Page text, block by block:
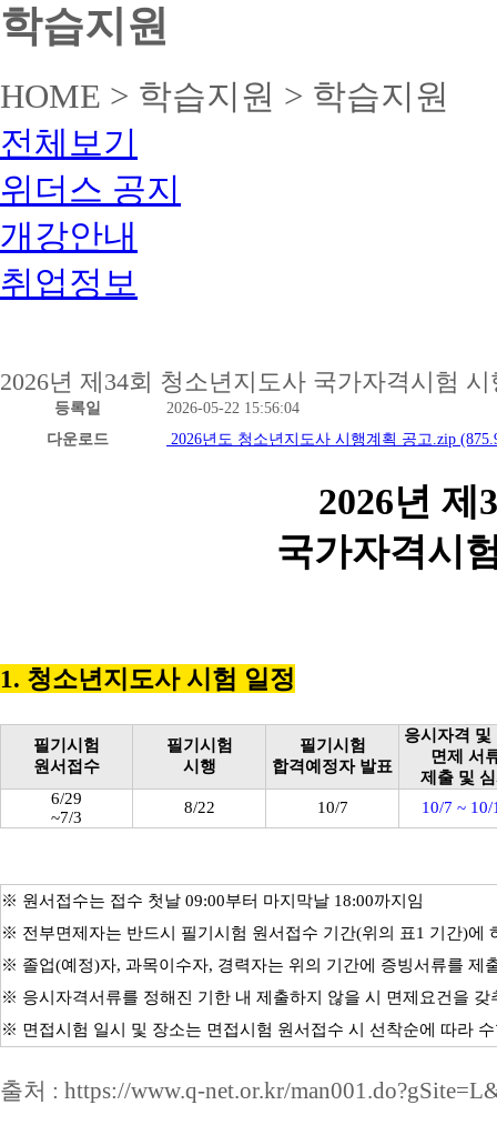
학습지원
HOME > 학습지원 > 학습지원
전체보기
위더스 공지
개강안내
취업정보
2026년 제34회 청소년지도사 국가자격시험
등록일
2026-05-22 15:56:04
다운로드
2026년도 청소년지도사 시행계획 공고.zip
2026년 제
국가자격시
1. 청소년지도사 시험 일정
필기시험
원서접수
필기시험
시행
필기시험
합격예정자 발표
응시자격 및
면제 서
제출 및
6/29
~7/3
8/22 10/7 10/7 ~ 10/
※ 원서접수는 접수 첫날 09:00부터 마지막날 18:00까지임
※ 전부면제자는 반드시 필기시험 원서접수 기간(위의 표1 기간)에
※ 졸업(예정)자, 과목이수자, 경력자는 위의 기간에 증빙서류를
※ 응시자격서류를 정해진 기한 내 제출하지 않을 시 면제요건을 갖
※ 면접시험 일시 및 장소는 면접시험 원서접수 시 선착순에 따라
출처 : https://www.q-net.or.kr/